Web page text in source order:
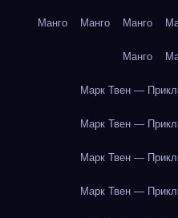
Манго Манго Манго
Манго
Марк Твен —
Марк Твен —
Марк Твен —
Марк Твен —